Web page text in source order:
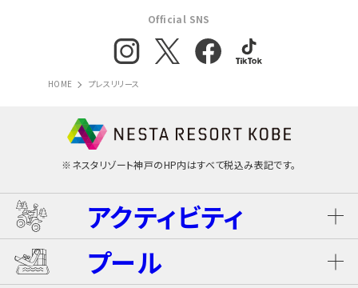
HOME プレスリリース
※ネスタリゾート神戸のHP内はすべて税込み表記です。
アクティビティ
ネスタ･バギーツアー（別途有料）
プール
Official SNS